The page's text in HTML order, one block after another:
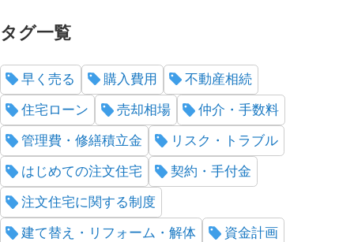
タグ一覧
早く売る 購入費用 不動産相続
住宅ローン 売却相場 仲介・手数料
管理費・修繕積立金 リスク・トラブル
はじめての注文住宅 契約・手付金
注文住宅に関する制度
建て替え・リフォーム・解体 資金計画